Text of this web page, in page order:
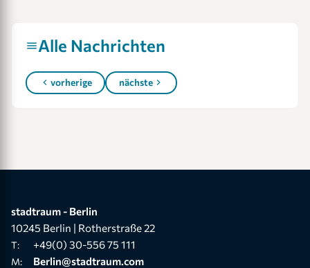
Alle Nachrichten
vorherige nächste
stadtraum - Berlin
10245 Berlin | Rotherstraße 22
T: +49(0) 30-556 75 111
M: Berlin@stadtraum.com